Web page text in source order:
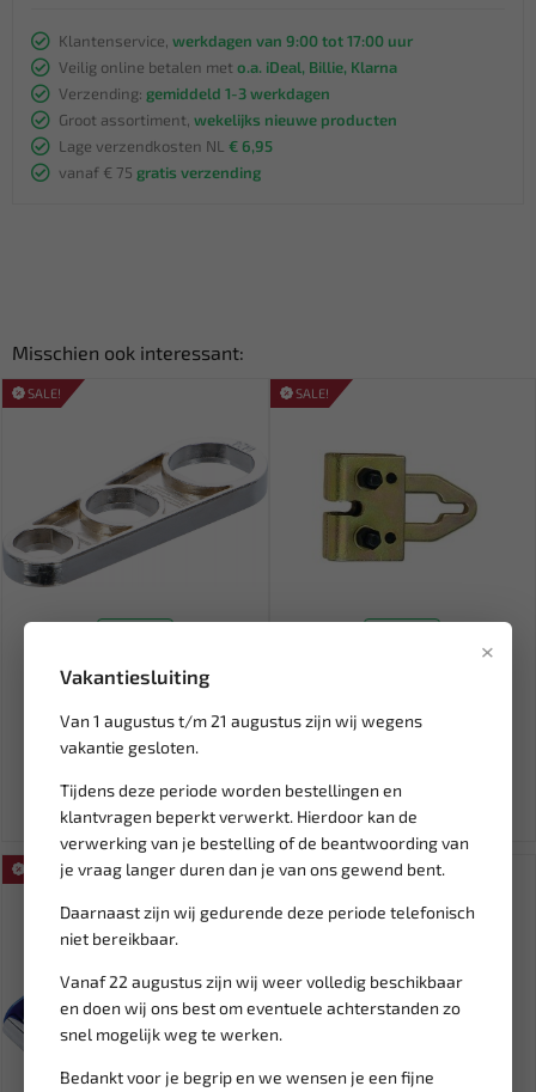
×
Vakantiesluiting
Van 1 augustus t/m 21 augustus zijn wij wegens
vakantie gesloten.
Tijdens deze periode worden bestellingen en
klantvragen beperkt verwerkt. Hierdoor kan de
verwerking van je bestelling of de beantwoording van
je vraag langer duren dan je van ons gewend bent.
Daarnaast zijn wij gedurende deze periode telefonisch
niet bereikbaar.
Vanaf 22 augustus zijn wij weer volledig beschikbaar
en doen wij ons best om eventuele achterstanden zo
snel mogelijk weg te werken.
Bedankt voor je begrip en we wensen je een fijne
Klantenservice, werkdagen van 9:00 tot 17:00 uur
Veilig online betalen met o.a. iDeal, Billie, Klarna
Verzending: gemiddeld 1-3 werkdagen
Groot assortiment, wekelijks nieuwe producten
Lage verzendkosten NL € 6,95
vanaf € 75 gratis verzending
Misschien ook interessant:
SALE!
BGS Perlator sleutel voor de
waterkraan universeel...
7,09
8,34
SALE!